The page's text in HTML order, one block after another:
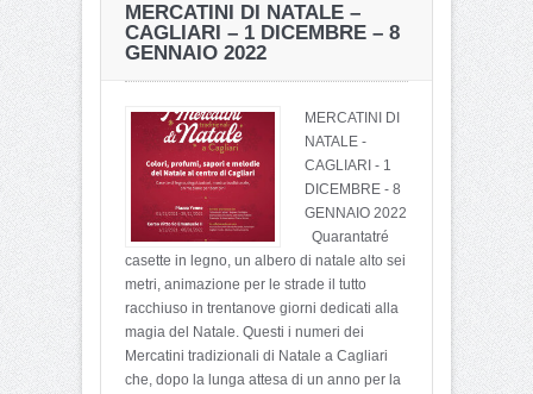
MERCATINI DI NATALE –
CAGLIARI – 1 DICEMBRE – 8
GENNAIO 2022
MERCATINI DI
NATALE -
CAGLIARI - 1
DICEMBRE - 8
GENNAIO 2022
Quarantatré
casette in legno, un albero di natale alto sei
metri, animazione per le strade il tutto
racchiuso in trentanove giorni dedicati alla
magia del Natale. Questi i numeri dei
Mercatini tradizionali di Natale a Cagliari
che, dopo la lunga attesa di un anno per la